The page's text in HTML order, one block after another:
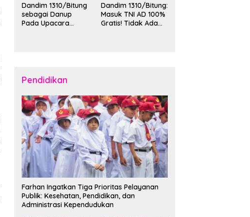
Dandim 1310/Bitung
sebagai Danup
Pada Upacara
Talaud dan Sangihe
Dandim 1310/Bitung:
Masuk TNI AD 100%
Gratis! Tidak Ada
Pendidikan
Farhan Ingatkan Tiga Prioritas Pelayanan
Publik: Kesehatan, Pendidikan, dan
Administrasi Kependudukan